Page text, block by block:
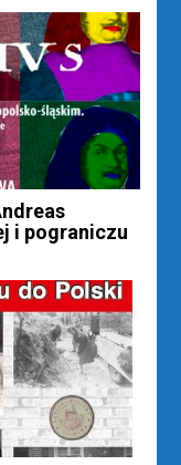
i pograniczu